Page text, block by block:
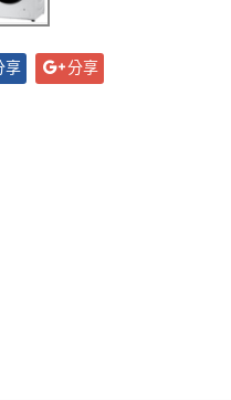
享 分享